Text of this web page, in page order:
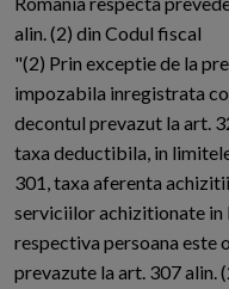
alin. (2) din Codul fiscal
"(2) Prin exceptie de la
impozabila inregistrata
decontul prevazut la art.
taxa deductibila, in
301, taxa aferenta
serviciilor achizitionate in
respectiva persoana este
prevazute la art. 307 alin.